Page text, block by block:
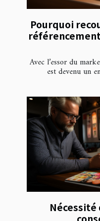
Pourquoi
Avec l’essor du
est devenu un